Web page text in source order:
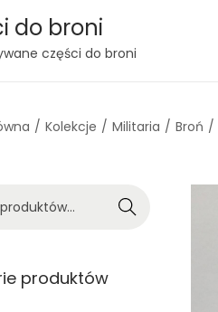
do broni
części do broni
/ Kolekcje / Militaria / Broń /
Szukaj
produktów